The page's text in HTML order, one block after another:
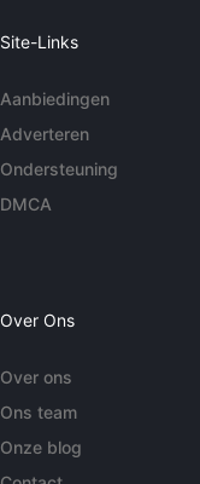
Site-Links
Aanbiedingen
Adverteren
Ondersteuning
DMCA
Over Ons
Over ons
Ons team
Onze blog